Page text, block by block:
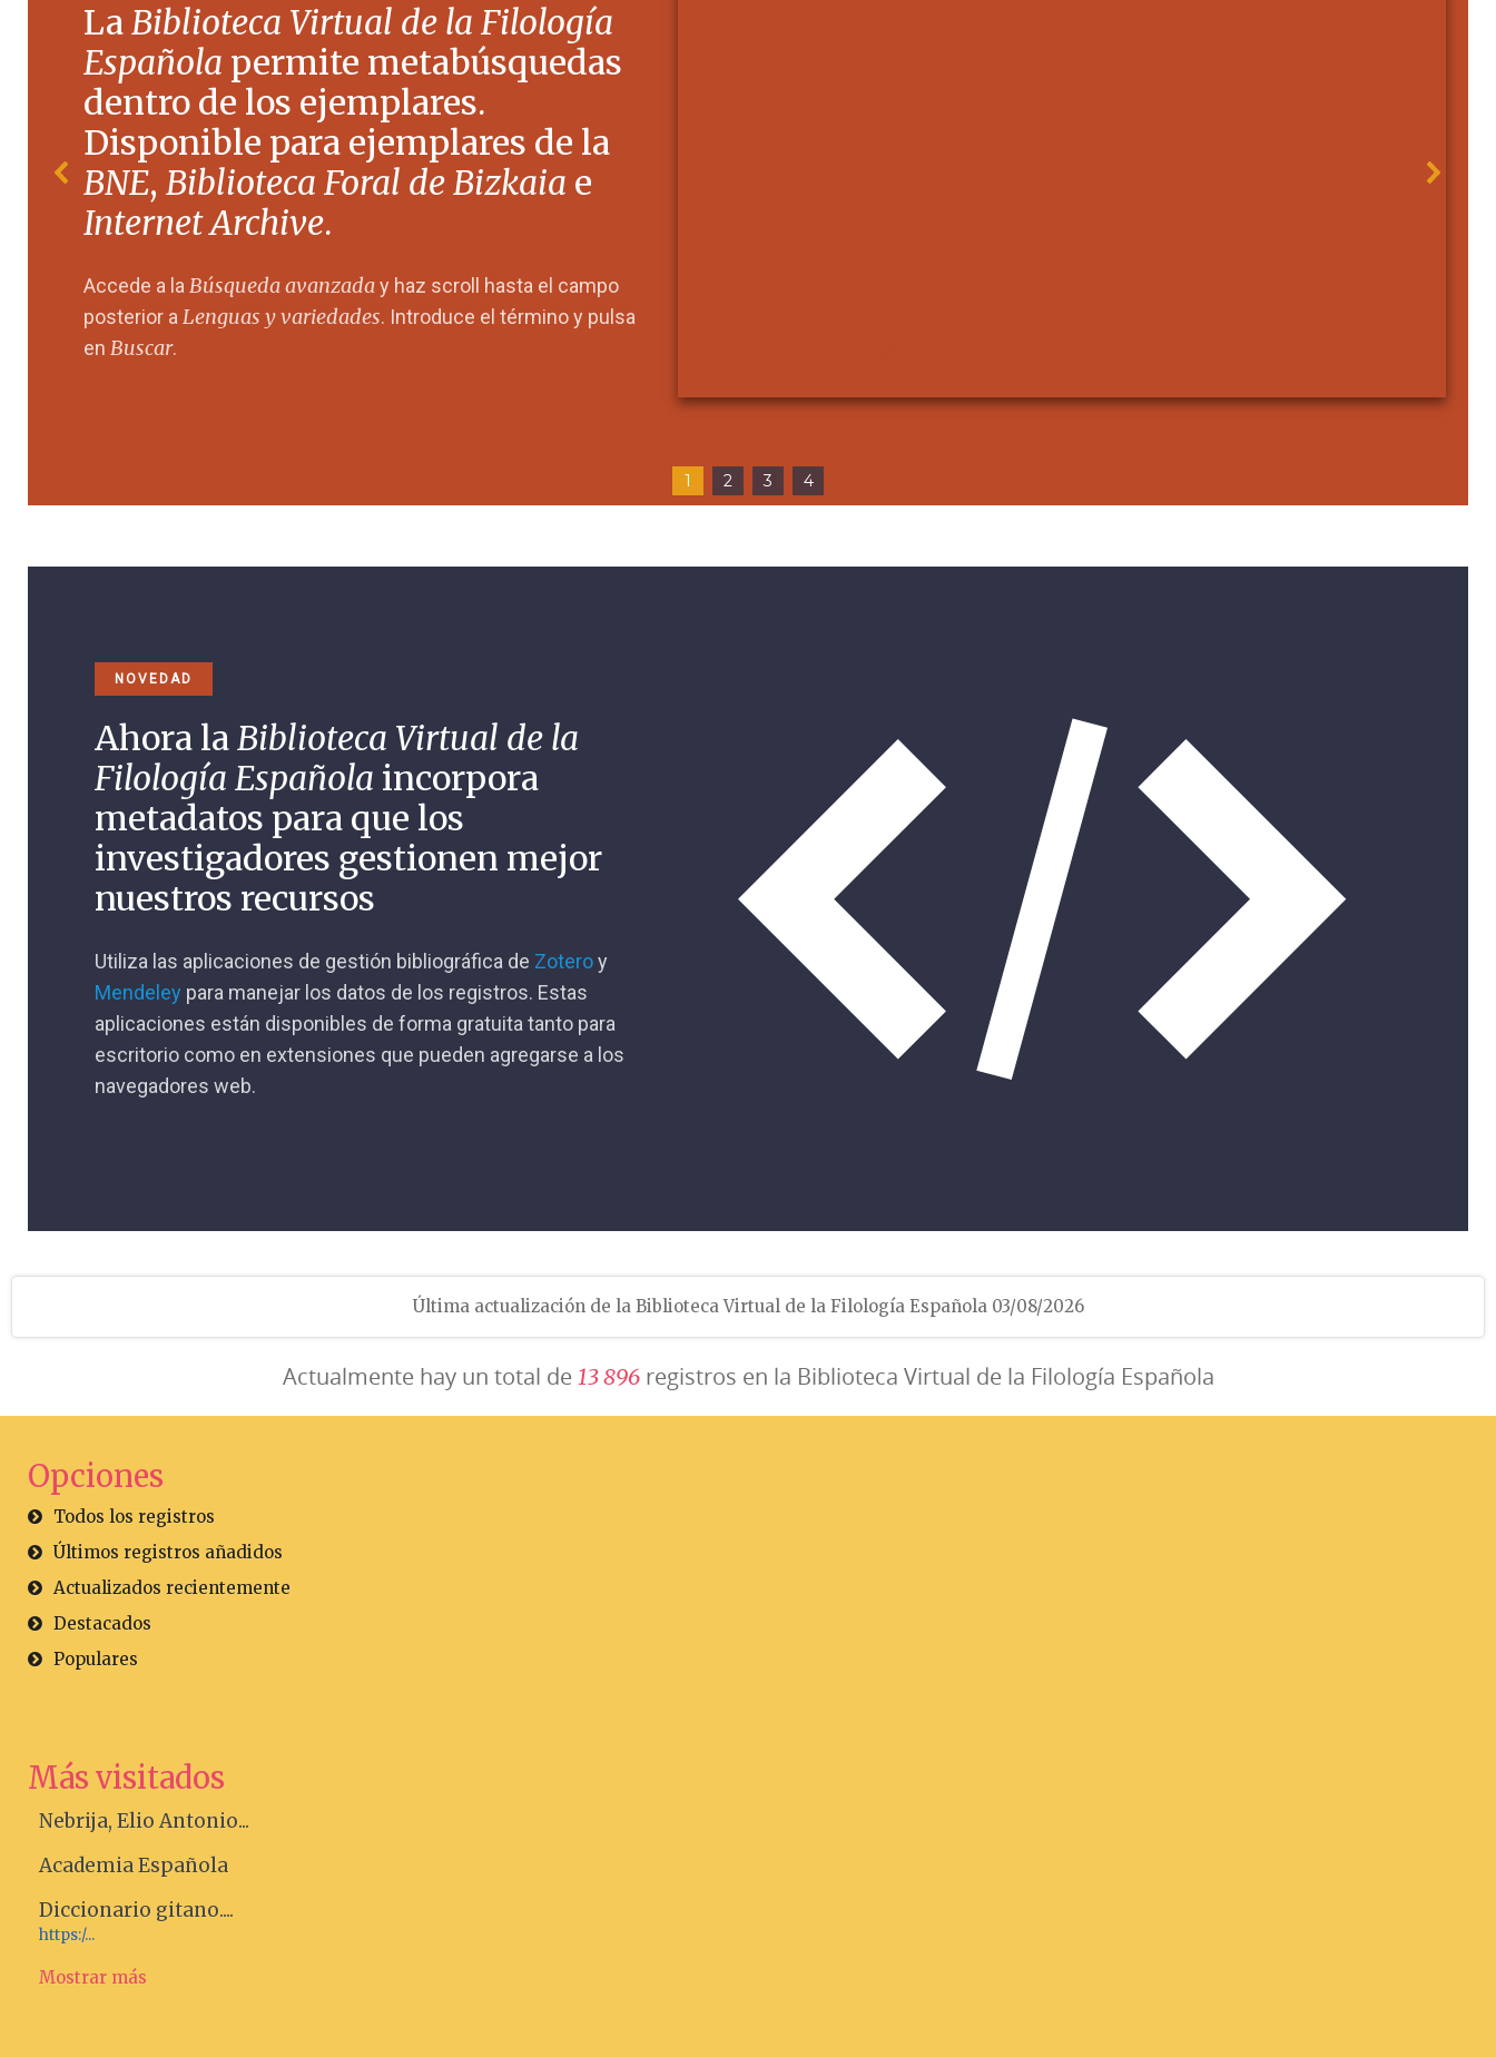
LaBiblioteca Virtual de la Filología
Española permite metabúsquedas
dentro de los ejemplares.
Disponible para ejemplares de la
BNE, Biblioteca Foral de Bizkaia e
Internet Archive.
Accede a laBúsqueda avanzaday haz scroll hasta el campo
posterior aLenguas y variedades. Introduce el término y pulsa
en Buscar.
1 2 3 4
NOVEDAD
Ahora laBiblioteca Virtual de la
Filología Española incorpora
metadatos para que los
investigadores gestionen mejor
nuestros recursos
Utiliza las aplicaciones de gestión bibliográfica de Zoteroy
Mendeley para manejar los datos de los registros. Estas
aplicaciones están disponibles de forma gratuita tanto para
escritorio como en extensiones que pueden agregarse a los
navegadores web.
Última actualización de la Biblioteca Virtual de la Filología Española 03/08/2026
Actualmente hay un total de 13896registros en la Biblioteca Virtual de la Filología Española
Opciones
Todos los registros
Últimos registros añadidos
Actualizados recientemente
Destacados
Populares
Más visitados
Nebrija, Elio Antonio...
Academia Española
Diccionario gitano....
https:/...
Mostrar más